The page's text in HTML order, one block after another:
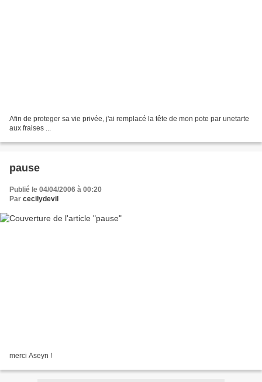
Afin de proteger sa vie privée, j'ai remplacé la tête de mon pote par unetarte
aux fraises ...
pause
Publié le 04/04/2006 à 00:20
Par cecilydevil
merci Aseyn !